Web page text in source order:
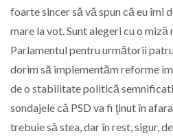
foarte sincer să vă spun că eu îmi
mare la vot. Sunt alegeri cu o miză
Parlamentul pentru următorii
dorim să implementăm reforme
de o stabilitate politică
sondajele că PSD va fi ţinut în
trebuie să stea, dar în rest, sigur,